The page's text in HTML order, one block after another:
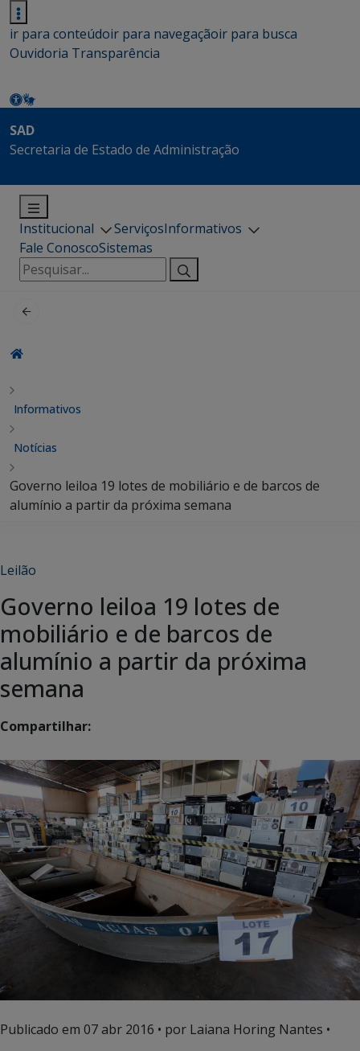
ir para conteúdoir para navegaçãoir para busca
Ouvidoria Transparência
SAD
Secretaria de Estado de Administração
Institucional ServiçosInformativos
Fale ConoscoSistemas
Pesquisar
por:
Informativos
Notícias
Governo leiloa 19 lotes de mobiliário e de barcos de
alumínio a partir da próxima semana
Leilão
Governo leiloa 19 lotes de
mobiliário e de barcos de
alumínio a partir da próxima
semana
Compartilhar:
Publicado em 07 abr 2016 • por Laiana Horing Nantes •